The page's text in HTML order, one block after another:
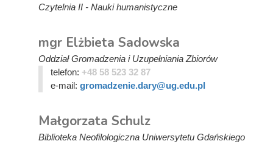
Czytelnia II - Nauki humanistyczne
mgr Elżbieta Sadowska
Oddział Gromadzenia i Uzupełniania Zbiorów
telefon: +48 58 523 32 87
e-mail: gromadzenie.dary@ug.edu.pl
Małgorzata Schulz
Biblioteka Neofilologiczna Uniwersytetu Gdańskiego